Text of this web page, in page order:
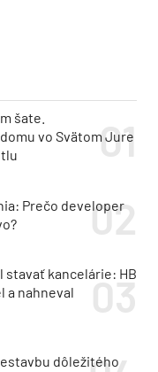
šate.
vo Svätom Jure
Prečo developer
stavať kancelárie: HB
a nahneval
dôležitého